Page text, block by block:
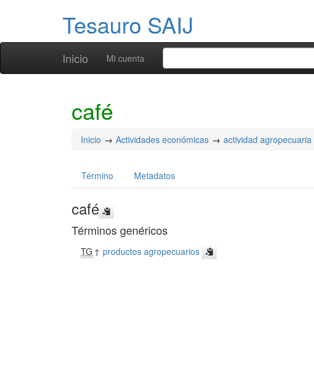
Tesauro SAIJ
Inicio Mi cuenta
café
Inicio Actividades económicas actividad agropecuaria
Término Metadatos
café
Términos genéricos
TG ↑productos agropecuarios